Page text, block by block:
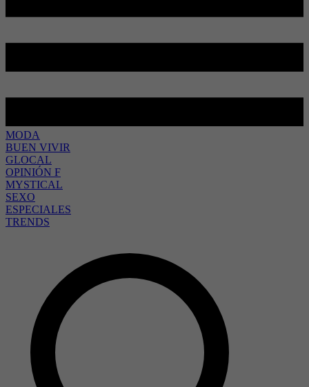
MODA
BUEN VIVIR
GLOCAL
OPINIÓN F
MYSTICAL
SEXO
ESPECIALES
TRENDS